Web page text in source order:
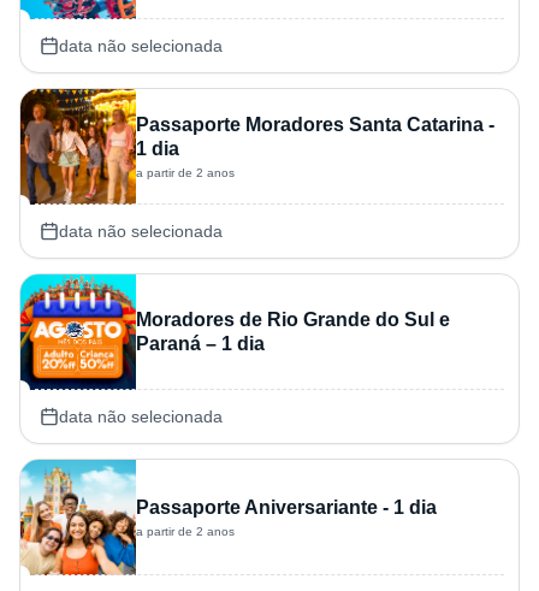
data não selecionada
Passaporte Moradores Santa Catarina -
1 dia
a partir de 2 anos
data não selecionada
Moradores de Rio Grande do Sul e
Paraná – 1 dia
data não selecionada
Passaporte Aniversariante - 1 dia
a partir de 2 anos